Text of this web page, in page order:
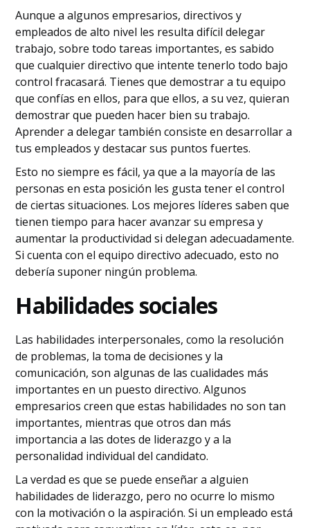
Aunque a algunos empresarios, directivos y
empleados de alto nivel les resulta difícil delegar
trabajo, sobre todo tareas importantes, es sabido
que cualquier directivo que intente tenerlo todo bajo
control fracasará. Tienes que demostrar a tu equipo
que confías en ellos, para que ellos, a su vez, quieran
demostrar que pueden hacer bien su trabajo.
Aprender a delegar también consiste en desarrollar a
tus empleados y destacar sus puntos fuertes.
Esto no siempre es fácil, ya que a la mayoría de las
personas en esta posición les gusta tener el control
de ciertas situaciones. Los mejores líderes saben que
tienen tiempo para hacer avanzar su empresa y
aumentar la productividad si delegan adecuadamente.
Si cuenta con el equipo directivo adecuado, esto no
debería suponer ningún problema.
Habilidades sociales
Las habilidades interpersonales, como la resolución
de problemas, la toma de decisiones y la
comunicación, son algunas de las cualidades más
importantes en un puesto directivo. Algunos
empresarios creen que estas habilidades no son tan
importantes, mientras que otros dan más
importancia a las dotes de liderazgo y a la
personalidad individual del candidato.
La verdad es que se puede enseñar a alguien
habilidades de liderazgo, pero no ocurre lo mismo
con la motivación o la aspiración. Si un empleado está